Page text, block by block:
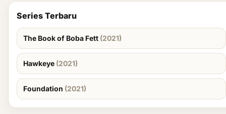
Series Terbaru
The Book of Boba Fett (2021)
Hawkeye (2021)
Foundation (2021)